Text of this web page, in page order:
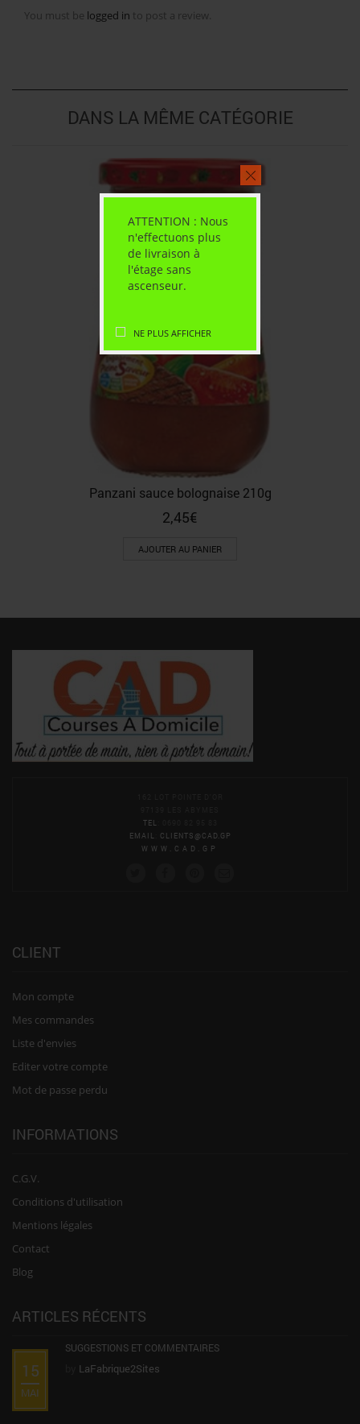
ATTENTION : Nous
n'effectuons plus
de livraison à
l'étage sans
ascenseur.
NE PLUS AFFICHER
You must be logged in to post a review.
DANS LA MÊME CATÉGORIE
Panzani sauce bolognaise 210g
2,45€
AJOUTER AU PANIER
TEL
EMAIL
CLIENTS@CAD.GP
WWW.CAD.GP
CLIENT
Mon compte
Mes commandes
Liste d'envies
Editer votre compte
Mot de passe perdu
INFORMATIONS
C.G.V.
Conditions d'utilisation
Mentions légales
Contact
Blog
ARTICLES RÉCENTS
15
MAI
SUGGESTIONS ET COMMENTAIRES
LaFabrique2Sites